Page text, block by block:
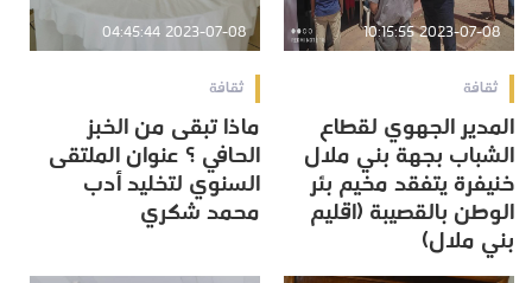
2023-07-08 10:15:55
ثقافة
المدير الجهوي لقطاع
الشباب بجهة بني ملال
خنيفرة يتفقد مخيم بئر
الوطن بالقصيبة (اقليم
بني ملال)
2023-07-08 04:45:44
ثقافة
ماذا تبقى من الخبز
الحافي ؟ عنوان الملتقى
السنوي لتخليد أدب
محمد شكري